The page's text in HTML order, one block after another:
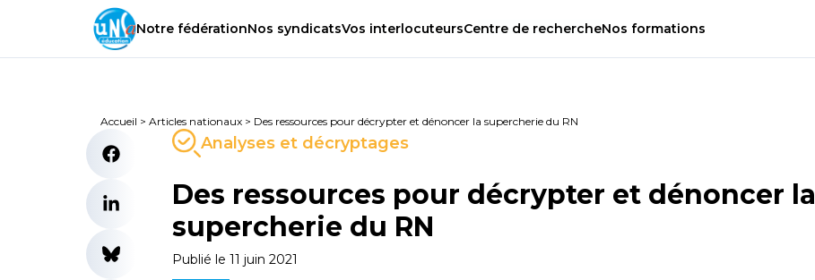
Notre fédérationNos syndicatsVos interlocuteursCentre de rechercheNos formations
Accueil > Articles nationaux > Des ressources pour décrypter et dénoncer la supercherie du RN
Analyses et décryptages
Des ressources pour décrypter et dénoncer la
supercherie du RN
Publié le 11 juin 2021